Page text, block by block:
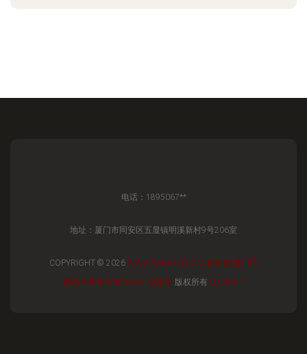
电话：1895067**
地址：厦门市同安区五显镇明溪新村9号206室
COPYRIGHT © 2026 WWW.XMGNW.COM 食用菌 厦门市
菌秀食用菌专业合作社 食用菌 版权所有 SITEMAP